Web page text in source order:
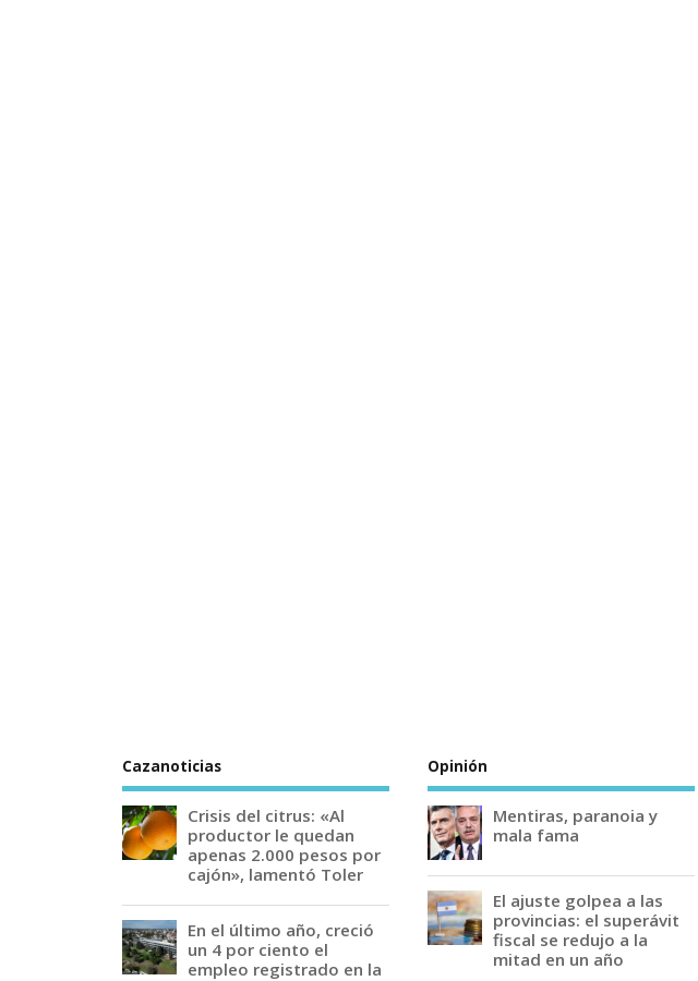
Cazanoticias
Crisis del citrus: «Al
productor le quedan
apenas 2.000 pesos por
cajón», lamentó Toler
En el último año, creció
un 4 por ciento el
empleo registrado en la
Opinión
Mentiras, paranoia y
mala fama
El ajuste golpea a las
provincias: el superávit
fiscal se redujo a la
mitad en un año